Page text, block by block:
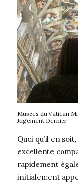
Musées du Vatican
Jugement Dernier
Quoi qu’il en
excellente
rapidement
initialement